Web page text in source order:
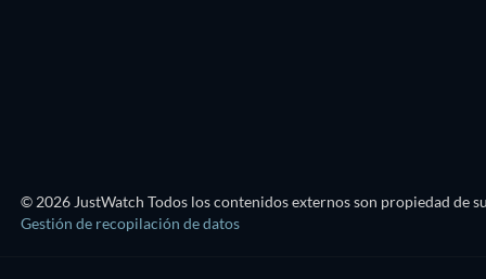
© 2026 JustWatch Todos los contenidos externos son propiedad de
Gestión de recopilación de datos